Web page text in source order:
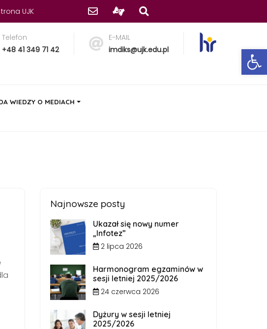
UJK
Telefon
+48 41 349 71 42
E-MAIL
imdiks@ujk.edu.pl
WIEDZY O MEDIACH
Najnowsze posty
Ukazał się nowy numer
„Infotez”
2 lipca 2026
Harmonogram egzaminów w
sesji letniej 2025/2026
24 czerwca 2026
Dyżury w sesji letniej
2025/2026